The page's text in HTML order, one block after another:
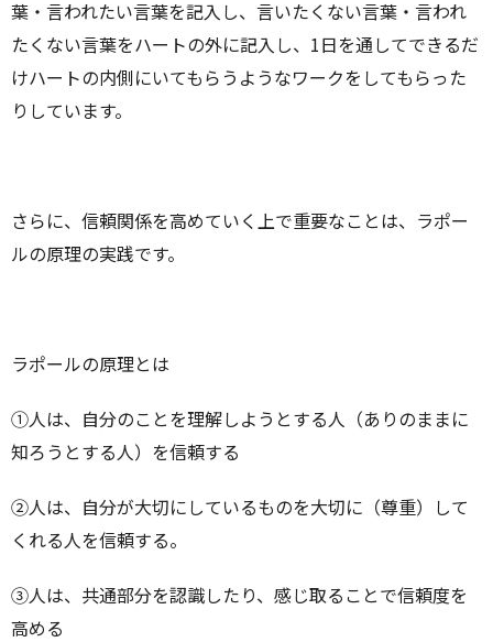
葉・言われたい言葉を記入し、言いたくない言葉・言われ
たくない言葉をハートの外に記入し、1日を通してできるだ
けハートの内側にいてもらうようなワークをしてもらった
りしています。
さらに、信頼関係を高めていく上で重要なことは、ラポー
ルの原理の実践です。
ラポールの原理とは
①人は、自分のことを理解しようとする人（ありのままに
知ろうとする人）を信頼する
②人は、自分が大切にしているものを大切に（尊重）して
くれる人を信頼する。
③人は、共通部分を認識したり、感じ取ることで信頼度を
高める